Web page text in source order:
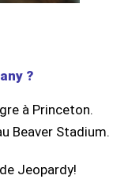
?
à Princeton.
Beaver Stadium.